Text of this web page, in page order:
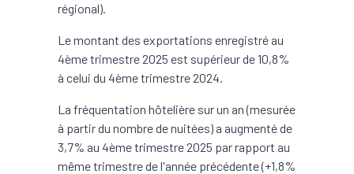
régional).
Le montant des exportations enregistré au
4ème trimestre 2025 est supérieur de 10,8%
à celui du 4ème trimestre 2024.
La fréquentation hôtelière sur un an (mesurée
à partir du nombre de nuitées) a augmenté de
3,7% au 4ème trimestre 2025 par rapport au
même trimestre de l'année précédente (+1,8%